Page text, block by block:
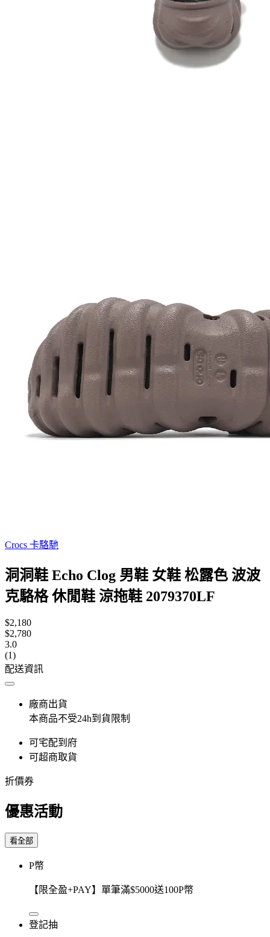
Crocs 卡駱馳
洞洞鞋 Echo Clog 男鞋 女鞋 松露色 波波
克駱格 休閒鞋 涼拖鞋 2079370LF
$2,180
$2,780
3.0
(1)
配送資訊
廠商出貨
本商品不受24h到貨限制
可宅配到府
可超商取貨
折價券
優惠活動
看全部
P幣
【限全盈+PAY】單筆滿$5000送100P幣
登記抽